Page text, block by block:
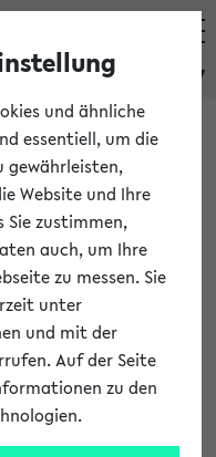
eKVV
zugreifen, die Ihnen
zur Verfügung
sich an:
und ähnliche
essentiell, um die
gewährleisten,
Website und Ihre
Sie zustimmen,
auch, um Ihre
zu messen. Sie
unter
und mit der
Auf der Seite
zu den